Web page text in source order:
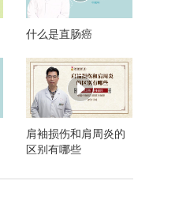
什么是直肠癌
肩袖损伤和肩周炎的
区别有哪些